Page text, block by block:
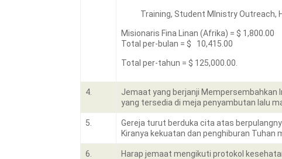
Training, Student MInistry Outreach,
Misionaris Fina Linan (Afrika) = $ 1,800.00
Total per-bulan = $ 10,415.00
Total per-tahun = $ 125,000.00.
4. Jemaat yang berjanji Mempersembahkan
yang tersedia di meja penyambutan lalu
5.
Gereja turut berduka cita atas
Kiranya kekuatan dan penghiburan Tuhan
6.
Harap jemaat mengikuti protokol